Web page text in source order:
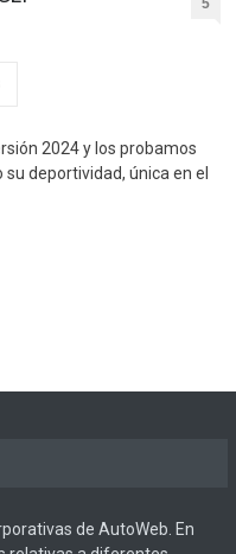
5
2024 y los probamos
deportividad, única en el
de AutoWeb. En